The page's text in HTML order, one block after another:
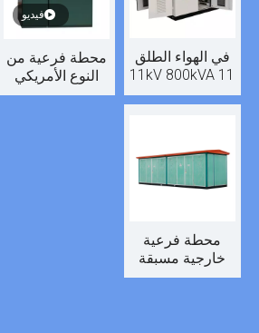
في الهواء الطلق
11kV 800kVA 11
/ 0.4kV محطة
المدمجة
فيديو
محطة فرعية من
النوع الأمريكي
ZGS محطة
محطة فرعية
خارجية مسبقة
الصنع